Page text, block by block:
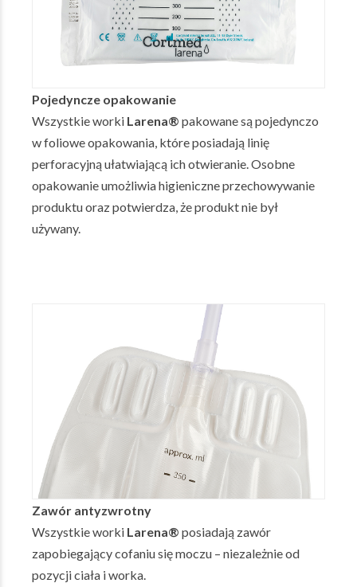
Pojedyncze opakowanie
Wszystkie worki Larena® pakowane są pojedynczo
w foliowe opakowania, które posiadają linię
perforacyjną ułatwiającą ich otwieranie. Osobne
opakowanie umożliwia higieniczne przechowywanie
produktu oraz potwierdza, że produkt nie był
używany.
Zawór antyzwrotny
Wszystkie worki Larena® posiadają zawór
zapobiegający cofaniu się moczu – niezależnie od
pozycji ciała i worka.